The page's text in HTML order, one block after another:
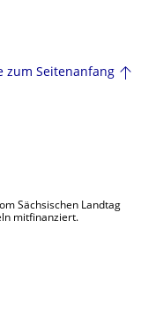
zum Seitenanfang
Sächsischen Landtag
mitfinanziert.